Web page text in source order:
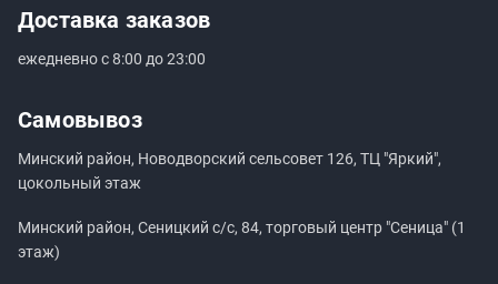
Доставка заказов
ежедневно с 8:00 до 23:00
Самовывоз
Минский район, Новодворский сельсовет 126, ТЦ "Яркий",
цокольный этаж
Минский район, Сеницкий с/с, 84, торговый центр "Сеница" (1
этаж)